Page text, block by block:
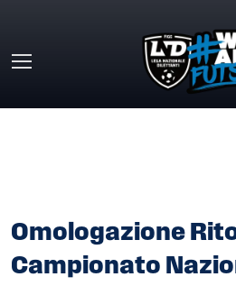
Omologazione
Campionato